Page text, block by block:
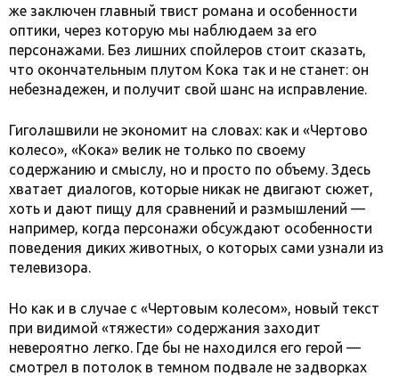
же заключен главный твист романа и особенности
оптики, через которую мы наблюдаем за его
персонажами. Без лишних спойлеров стоит сказать,
что окончательным плутом Кока так и не станет: он
небезнадежен, и получит свой шанс на исправление.
Гиголашвили не экономит на словах: как и «Чертово
колесо», «Кока» велик не только по своему
содержанию и смыслу, но и просто по объему. Здесь
хватает диалогов, которые никак не двигают сюжет,
хоть и дают пищу для сравнений и размышлений —
например, когда персонажи обсуждают особенности
поведения диких животных, о которых сами узнали из
телевизора.
Но как и в случае с «Чертовым колесом», новый текст
при видимой «тяжести» содержания заходит
невероятно легко. Где бы не находился его герой —
смотрел в потолок в темном подвале не задворках